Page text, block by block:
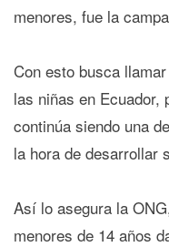
menores, fue la
Con esto busca
las niñas en Ecuador,
continúa siendo una
la hora de desarrollar
Así lo asegura la
menores de 14 años